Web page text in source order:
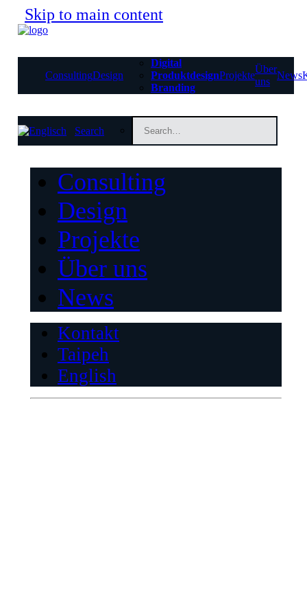
Skip to main content
ConsultingDesign
Digital
Produktdesign
Branding
Projekte
Über
uns
News
Search
Consulting
Design
Projekte
Über uns
News
Kontakt
Taipeh
English